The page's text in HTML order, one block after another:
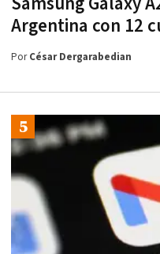
Argentina con 12
PorCésar Dergarabedian